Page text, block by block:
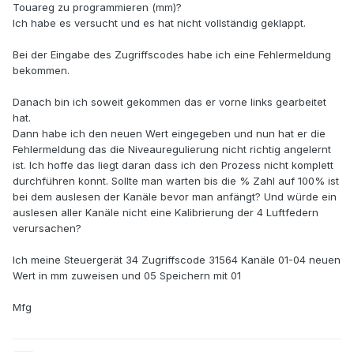
Touareg zu programmieren (mm)?
Ich habe es versucht und es hat nicht vollständig geklappt.
Bei der Eingabe des Zugriffscodes habe ich eine Fehlermeldung
bekommen.
Danach bin ich soweit gekommen das er vorne links gearbeitet
hat.
Dann habe ich den neuen Wert eingegeben und nun hat er die
Fehlermeldung das die Niveauregulierung nicht richtig angelernt
ist. Ich hoffe das liegt daran dass ich den Prozess nicht komplett
durchführen konnt. Sollte man warten bis die % Zahl auf 100% ist
bei dem auslesen der Kanäle bevor man anfängt? Und würde ein
auslesen aller Kanäle nicht eine Kalibrierung der 4 Luftfedern
verursachen?
Ich meine Steuergerät 34 Zugriffscode 31564 Kanäle 01-04 neuen
Wert in mm zuweisen und 05 Speichern mit 01
Mfg